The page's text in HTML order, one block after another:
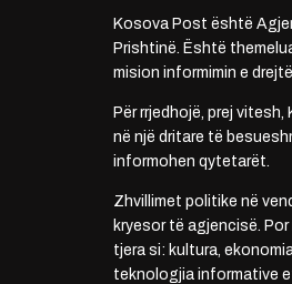
Kosova Post është
Prishtinë. Është
mision informimin e
Për rrjedhojë, prej
në një dritare të
informohen qytetarët.
Zhvillimet politike në
kryesor të agjencisë.
tjera si: kultura,
teknologjia informative